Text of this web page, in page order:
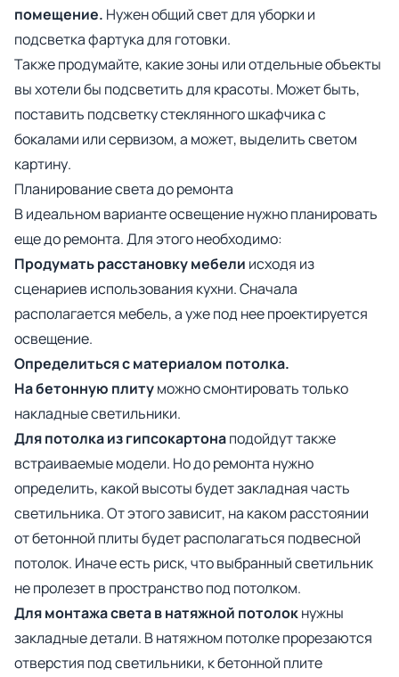
помещение. Нужен общий свет для уборки и
подсветка фартука для готовки.
Также продумайте, какие зоны или отдельные объекты
вы хотели бы подсветить для красоты. Может быть,
поставить подсветку стеклянного шкафчика с
бокалами или сервизом, а может, выделить светом
картину.
Планирование света до ремонта
В идеальном варианте освещение нужно планировать
еще до ремонта. Для этого необходимо:
Продумать расстановку мебели исходя из
сценариев использования кухни. Сначала
располагается мебель, а уже под нее проектируется
освещение.
Определиться с материалом потолка.
На бетонную плитуможно смонтировать только
накладные светильники.
Для потолка из гипсокартонаподойдут также
встраиваемые модели. Но до ремонта нужно
определить, какой высоты будет закладная часть
светильника. От этого зависит, на каком расстоянии
от бетонной плиты будет располагаться подвесной
потолок. Иначе есть риск, что выбранный светильник
не пролезет в пространство под потолком.
Для монтажа света в натяжной потолокнужны
закладные детали. В натяжном потолке прорезаются
отверстия под светильники, к бетонной плите